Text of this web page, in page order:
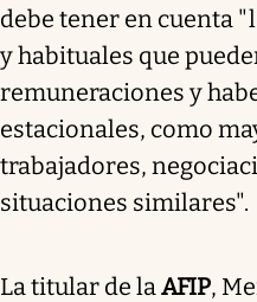
debe tener en cuenta
y habituales que
remuneraciones y
estacionales, como
trabajadores,
situaciones similares".
La titular de la AFIP,